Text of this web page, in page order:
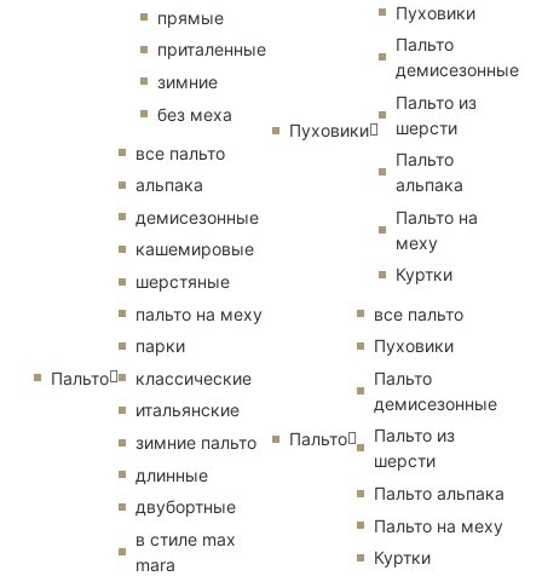
прямые
приталенные
зимние
без меха
Пальто
все пальто
альпака
демисезонные
кашемировые
шерстяные
пальто на меху
парки
классические
итальянские
зимние пальто
длинные
двубортные
в стиле max
mara
Пуховики
Пуховики
Пальто
демисезонные
Пальто из
шерсти
Пальто
альпака
Пальто на
меху
Куртки
Пальто
все пальто
Пуховики
Пальто
демисезонные
Пальто из
шерсти
Пальто альпака
Пальто на меху
Куртки